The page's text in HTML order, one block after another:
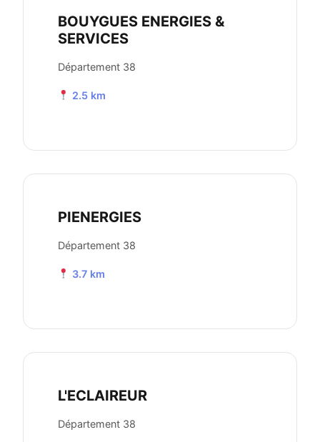
BOUYGUES ENERGIES &
SERVICES
Département 38
2.5 km
PIENERGIES
Département 38
3.7 km
L'ECLAIREUR
Département 38